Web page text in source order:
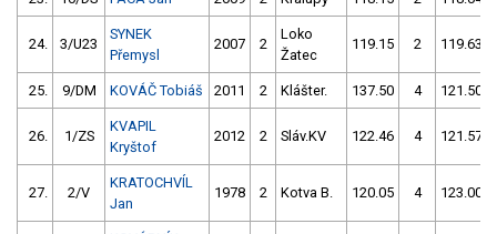
24. 3/U23
SYNEK
Přemysl
2007 2
Loko
Žatec
119.15 2 119.63
25. 9/DM KOVÁČ Tobiáš 2011 2 Klášter. 137.50 4 121.50
26. 1/ZS
KVAPIL
Kryštof
2012 2 Sláv.KV 122.46 4 121.57
27. 2/V
KRATOCHVÍL
Jan
1978 2 Kotva B. 120.05 4 123.00